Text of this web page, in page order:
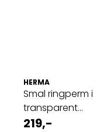
HERMA
Smal ringperm i
transparent
plastmateriale A4, ...
219,-